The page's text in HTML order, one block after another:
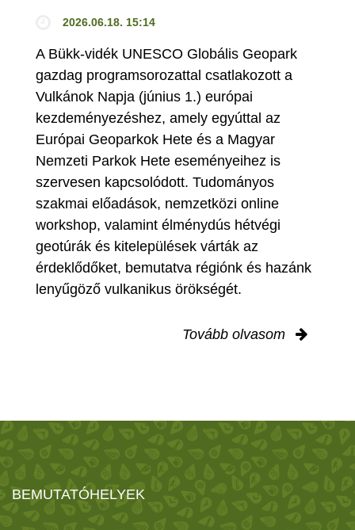
2026.06.18. 15:14
A Bükk-vidék UNESCO Globális Geopark
gazdag programsorozattal csatlakozott a
Vulkánok Napja (június 1.) európai
kezdeményezéshez, amely egyúttal az
Európai Geoparkok Hete és a Magyar
Nemzeti Parkok Hete eseményeihez is
szervesen kapcsolódott. Tudományos
szakmai előadások, nemzetközi online
workshop, valamint élménydús hétvégi
geotúrák és kitelepülések várták az
érdeklődőket, bemutatva régiónk és hazánk
lenyűgöző vulkanikus örökségét.
Tovább olvasom
BEMUTATÓHELYEK